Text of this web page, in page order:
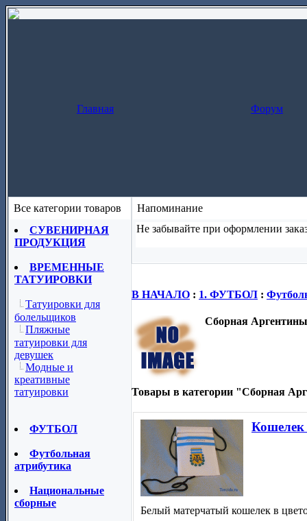
Главная Форум
Все категории товаров
СУВЕНИРНАЯ
ПРОДУКЦИЯ
ВРЕМЕННЫЕ
ТАТУИРОВКИ
Татуировки для
болельщиков
Пляжные
татуировки для
девушек
Модные и
креативные
татуировки
ФУТБОЛ
Футбольная
атрибутика
Национальные
сборные
Напоминание
Не забывайте при оформлении
В НАЧАЛО : 1. ФУТБОЛ :
Сборная Аргентины
Товары в категории "Сборная
Кошелек
Белый матерчатый кошелек в